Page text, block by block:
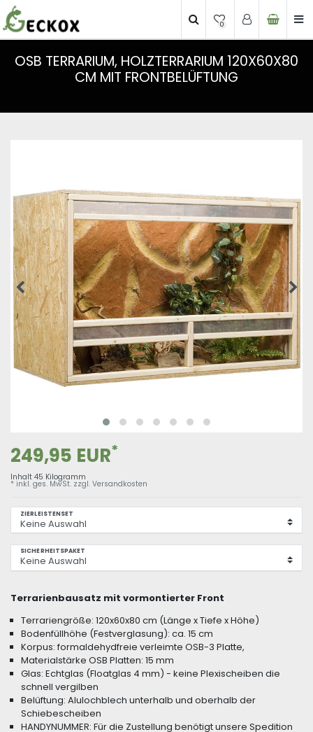
0
OSB TERRARIUM, HOLZTERRARIUM 120X60X80
CM MIT FRONTBELÜFTUNG
249,95 EUR*
Inhalt 45 Kilogramm
* inkl. ges. MwSt. zzgl. Versandkosten
ZIERLEISTENSET
SICHERHEITSPAKET
Terrarienbausatz mit vormontierter Front
Terrariengröße: 120x60x80 cm (Länge x Tiefe x Höhe)
Bodenfüllhöhe (Festverglasung): ca. 15 cm
Korpus: formaldehydfreie verleimte OSB-3 Platte,
Materialstärke OSB Platten: 15 mm
Glas: Echtglas (Floatglas 4 mm) - keine Plexischeiben die
schnell vergilben
Belüftung: Alulochblech unterhalb und oberhalb der
Schiebescheiben
HANDYNUMMER: Für die Zustellung benötigt unsere Spedition